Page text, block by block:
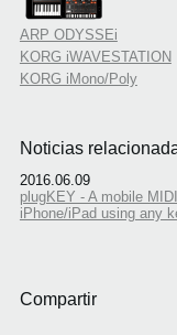
ARP ODYSSEi
KORG iWAVESTATION
KORG iMono/Poly
Noticias
2016.06.09
plugKEY - A mobile
iPhone/iPad using any
Compartir